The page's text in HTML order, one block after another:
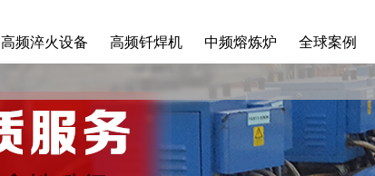
高频淬火设备 高频钎焊机 中频熔炼炉 全球案例